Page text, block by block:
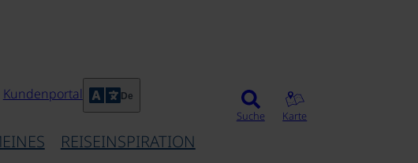
Kundenportal De
REISEINSPIRATION
Suche Karte